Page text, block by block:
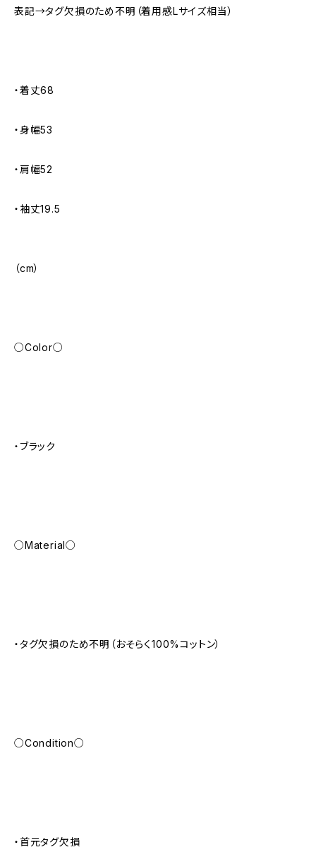
表記→タグ欠損のため不明（着用感Lサイズ相当）
・着丈68
・身幅53
・肩幅52
・袖丈19.5
（cm）
○Color○
・ブラック
○Material○
・タグ欠損のため不明（おそらく100%コットン）
○Condition○
・首元タグ欠損